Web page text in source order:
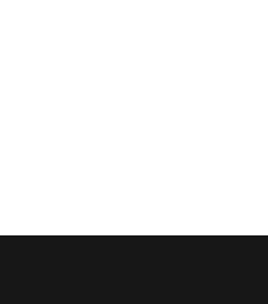
de 450 euros a famílies,